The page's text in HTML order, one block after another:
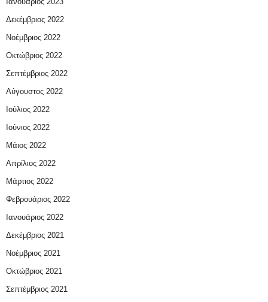
Δεκέμβριος 2022
Νοέμβριος 2022
Οκτώβριος 2022
Σεπτέμβριος 2022
Αύγουστος 2022
Ιούλιος 2022
Ιούνιος 2022
Μάιος 2022
Απρίλιος 2022
Μάρτιος 2022
Φεβρουάριος 2022
Ιανουάριος 2022
Δεκέμβριος 2021
Νοέμβριος 2021
Οκτώβριος 2021
Σεπτέμβριος 2021